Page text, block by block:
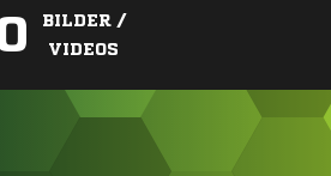
BILDER /
VIDEOS